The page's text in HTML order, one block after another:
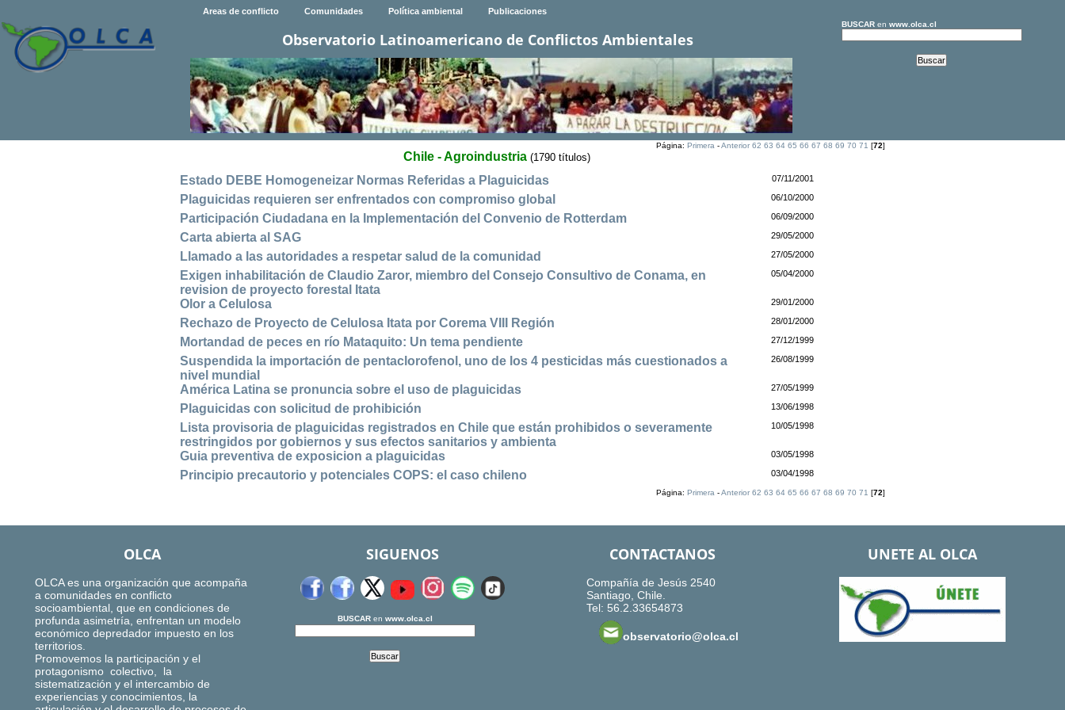
Areas de conflicto Comunidades Política ambiental Publicaciones
Observatorio Latinoamericano de Conflictos Ambientales
BUSCARen www.olca.cl
Página: Primera-Anterior 62 63 64 65 66 67 68 69 70 71 [72]
Chile - Agroindustria (1790 títulos)
Estado DEBE Homogeneizar Normas Referidas a Plaguicidas 07/11/2001
Plaguicidas requieren ser enfrentados con compromiso global 06/10/2000
Participación Ciudadana en la Implementación del Convenio de Rotterdam 06/09/2000
Carta abierta al SAG 29/05/2000
Llamado a las autoridades a respetar salud de la comunidad 27/05/2000
Exigen inhabilitación de Claudio Zaror, miembro del Consejo Consultivo de Conama, en
revision de proyecto forestal Itata
05/04/2000
Olor a Celulosa 29/01/2000
Rechazo de Proyecto de Celulosa Itata por Corema VIII Región 28/01/2000
Mortandad de peces en río Mataquito: Un tema pendiente 27/12/1999
Suspendida la importación de pentaclorofenol, uno de los 4 pesticidas más cuestionados a
nivel mundial
26/08/1999
América Latina se pronuncia sobre el uso de plaguicidas 27/05/1999
Plaguicidas con solicitud de prohibición 13/06/1998
Lista provisoria de plaguicidas registrados en Chile que están prohibidos o severamente
restringidos por gobiernos y sus efectos sanitarios y ambienta
10/05/1998
Guia preventiva de exposicion a plaguicidas 03/05/1998
Principio precautorio y potenciales COPS: el caso chileno 03/04/1998
Página: Primera-Anterior 62 63 64 65 66 67 68 69 70 71 [72]
OLCA
OLCA es una organización que acompaña
a comunidades en conflicto
socioambiental, que en condiciones de
profunda asimetría, enfrentan un modelo
económico depredador impuesto en los
territorios.
Promovemos la participación y el
protagonismo colectivo, la
sistematización y el intercambio de
experiencias y conocimientos, la
SIGUENOS
BUSCARen www.olca.cl
CONTACTANOS
Compañía de Jesús 2540
Santiago, Chile.
Tel: 56.2.33654873
observatorio@olca.cl
UNETE AL OLCA